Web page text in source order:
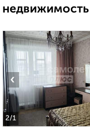
2/1
‹